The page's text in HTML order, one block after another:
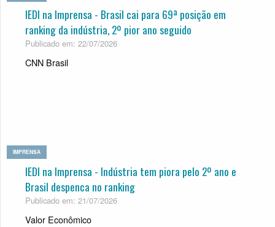
IEDI na Imprensa - Brasil cai para 69ª posição em
ranking da indústria, 2º pior ano seguido
Publicado em: 22/07/2026
CNN Brasil
IMPRENSA
IEDI na Imprensa - Indústria tem piora pelo 2º ano e
Brasil despenca no ranking
Publicado em: 21/07/2026
Valor Econômico